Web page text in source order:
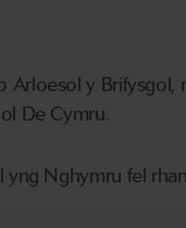
y Brifysgol,
De Cymru.
Nghymru fel